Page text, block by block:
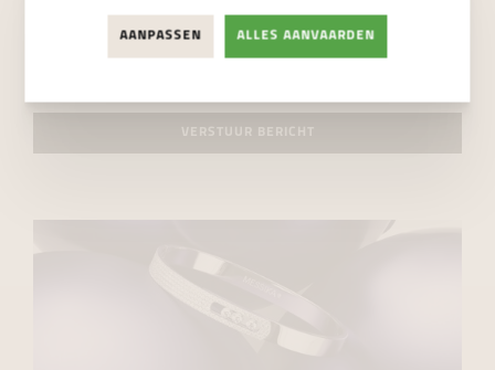
VERSTUUR BERICHT
AANPASSEN ALLES AANVAARDEN